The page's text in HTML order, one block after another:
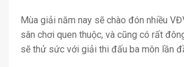
Mùa giải năm nay sẽ chào đón nhiều
sân chơi quen thuộc, và cũng có rất
sẽ thử sức với giải thi đấu ba môn lần